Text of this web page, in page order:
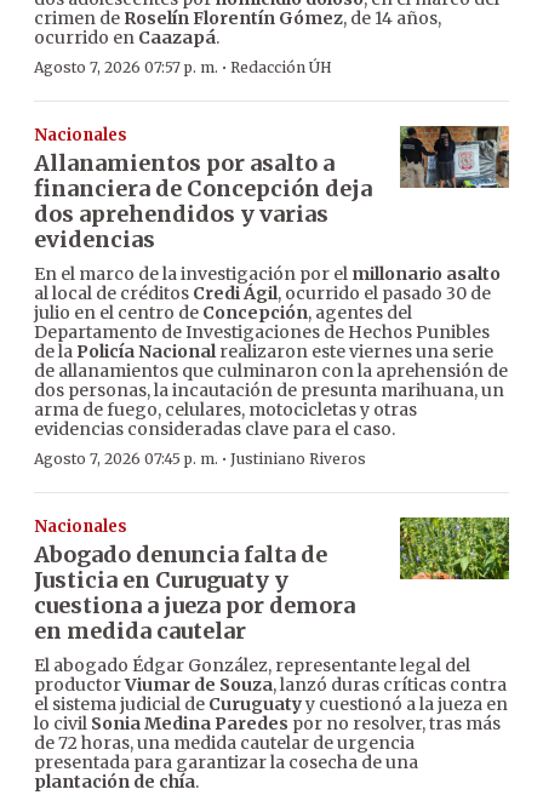
crimen de Roselín Florentín Gómez, de 14 años,
ocurrido en Caazapá.
Agosto 7, 2026 07:57 p. m. · Redacción ÚH
Nacionales
Allanamientos por asalto a
financiera de Concepción deja
dos aprehendidos y varias
evidencias
En el marco de la investigación por el millonario asalto
al local de créditos Credi Ágil, ocurrido el pasado 30 de
julio en el centro de Concepción, agentes del
Departamento de Investigaciones de Hechos Punibles
de la Policía Nacionalrealizaron este viernes una serie
de allanamientos que culminaron con la aprehensión de
dos personas, la incautación de presunta marihuana, un
arma de fuego, celulares, motocicletas y otras
evidencias consideradas clave para el caso.
Agosto 7, 2026 07:45 p. m. · Justiniano Riveros
Nacionales
Abogado denuncia falta de
Justicia en Curuguaty y
cuestiona a jueza por demora
en medida cautelar
El abogado Édgar González, representante legal del
productorViumar de Souza, lanzó duras críticas contra
el sistema judicial de Curuguatyy cuestionó a la jueza en
lo civil Sonia Medina Paredes por no resolver, tras más
de 72 horas, una medida cautelar de urgencia
presentada para garantizar la cosecha de una
plantación de chía.